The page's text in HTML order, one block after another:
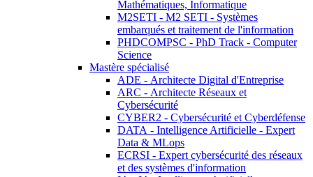
Mathématiques, Informatique
M2SETI - M2 SETI - Systèmes
embarqués et traitement de l'information
PHDCOMPSC - PhD Track - Computer
Science
Mastère spécialisé
ADE - Architecte Digital d'Entreprise
ARC - Architecte Réseaux et
Cybersécurité
CYBER2 - Cybersécurité et Cyberdéfense
DATA - Intelligence Artificielle - Expert
Data & MLops
ECRSI - Expert cybersécurité des réseaux
et des systèmes d'information